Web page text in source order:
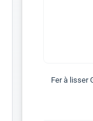
Fer à lisser